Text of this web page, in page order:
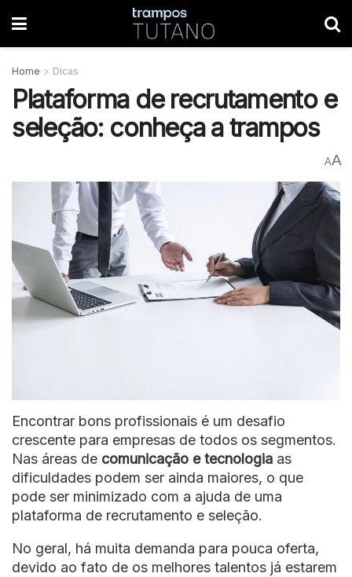
Home Dicas
Plataforma de recrutamento e
seleção: conheça a trampos
AA
Encontrar bons profissionais é um desafio
crescente para empresas de todos os segmentos.
Nas áreas de comunicação e tecnologia as
dificuldades podem ser ainda maiores, o que
pode ser minimizado com a ajuda de uma
plataforma de recrutamento e seleção.
No geral, há muita demanda para pouca oferta,
devido ao fato de os melhores talentos já estarem